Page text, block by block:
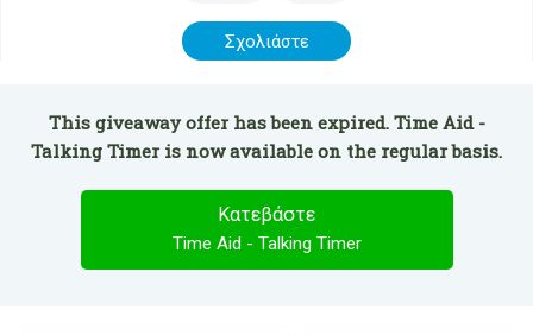
Σχολιάστε
This giveaway offer has been expired. Time Aid -
Talking Timer is now available on the regular basis.
Κατεβάστε
Time Aid - Talking Timer